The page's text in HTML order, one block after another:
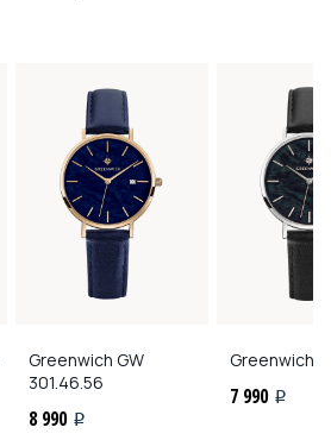
Greenwich GW
301.46.56
8 990 i
Greenwich
7 990 i